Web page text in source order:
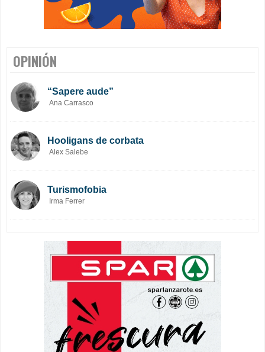
OPINIÓN
“Sapere aude”
Ana Carrasco
Hooligans de corbata
Alex Salebe
Turismofobia
Irma Ferrer